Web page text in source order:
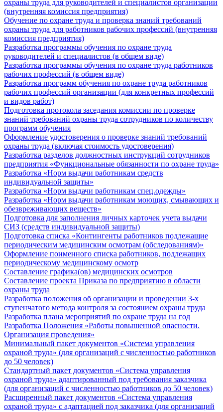
охраны труда для руководителей и специалистов организации
(внутренняя комиссия предприятия)
Обучение по охране труда и проверка знаний требований
охраны труда для работников рабочих профессий (внутренняя
комиссия предприятия)
Разработка программы обучения по охране труда
руководителей и специалистов (в общем виде)
Разработка программы обучения по охране труда работников
рабочих профессий (в общем виде)
Разработка программ обучения по охране труда работников
рабочих профессий организации (для конкретных профессий
и видов работ)
Подготовка протокола заседания комиссии по проверке
знаний требований охраны труда сотрудников по количеству
программ обучения
Оформление удостоверения о проверке знаний требований
охраны труда (включая стоимость удостоверения)
Разработка разделов должностных инструкций сотрудников
предприятия «Функциональные обязанности по охране труда»
Разработка «Норм выдачи работникам средств
индивидуальной защиты»
Разработка «Норм выдачи работникам спец.одежды»
Разработка «Норм выдачи работникам моющих, смывающих и
обезвреживающих веществ»
Подготовка для заполнения личных карточек учета выдачи
СИЗ (средств индивидуальной защиты)
Подготовка списка «Контингенты работников подлежащие
периодическим медицинским осмотрам (обследованиям)»
Оформление поименного списка работников, подлежащих
периодическому медицинскому осмотр
Составление графика(ов) медицинских осмотров
Составление проекта Приказа по предприятию в области
охраны труда
Разработка положения об организации и проведении 3-х
ступенчатого метода контроля за состоянием охраны труда
Разработка плана мероприятий по охране труда на год
Разработка Положения «Работы повышенной опасности.
Организация проведения»
Минимальный пакет документов «Система управления
охраной труда» (для организаций с численностью работников
до 50 человек)
Стандартный пакет документов «Система управления
охраной труда» адаптированный под требования заказчика
(для организаций с численностью работников до 50 человек)
Расширенный пакет документов «Система управления
охраной труда» с адаптацией под заказчика (для организаций